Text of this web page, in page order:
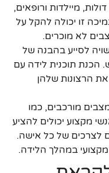
מיילדות ורופאים,
זו יכולה להקל על
לא מוכרים.
לסייע בהבנה של
הכנת תוכנית לידה עם
הרצונות שלהן
מורכבים, כמו
מקצוע יכולים להציע
לצרכים של כל אישה.
מקצועי במהלך הלידה.